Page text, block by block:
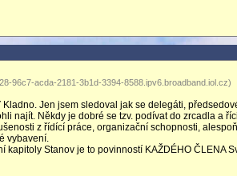
96c7-acda-2181-3b1d-3394-8588.ipv6.broadband.iol.cz)
Jen jsem sledoval jak se delegáti,
najít. Někdy je dobré se tzv. podívat do zrcadla a
z řídící práce, organizační schopnosti, alespoň
vybavení.
Stanov je to povinností KAŽDÉHO ČLENA